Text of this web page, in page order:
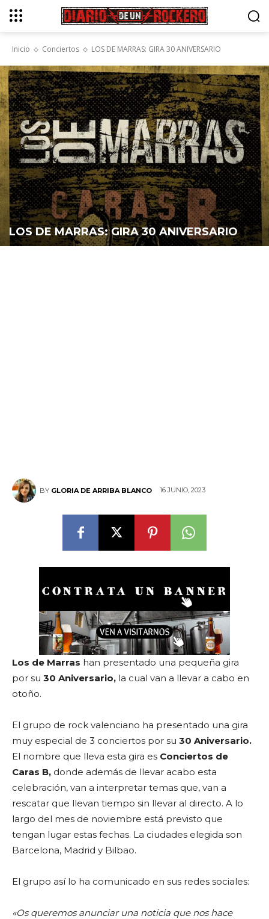
Inicio Conciertos LOS DE MARRAS: GIRA 30 ANIVERSARIO
LOS DE MARRAS: GIRA 30 ANIVERSARIO
BY GLORIA DE ARRIBA BLANCO 16 JUNIO, 2023
Los de Marras han presentado una pequeña gira
por su 30 Aniversario, la cual van a llevar a cabo en
otoño.
El grupo de rock valenciano ha presentado una gira
muy especial de 3 conciertos por su 30 Aniversario.
El nombre que lleva esta gira es Conciertos de
Caras B, donde además de llevar acabo esta
celebración, van a interpretar temas que, van a
rescatar que llevan tiempo sin llevar al directo. A lo
largo del mes de noviembre está previsto que
tengan lugar estas fechas. La ciudades elegida son
Barcelona, Madrid y Bilbao.
El grupo así lo ha comunicado en sus redes sociales:
«Os queremos anunciar una noticia que nos hace